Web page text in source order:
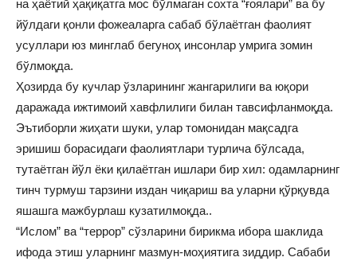
на ҳаётий ҳақиқатга мос бўлмаган сохта “ғоялари” ва бу
йўлдаги қонли фожеаларга сабаб бўлаётган фаолият
усуллари юз минглаб бегуноҳ инсонлар умрига зомин
бўлмоқда.
Ҳозирда бу кучлар ўзларининг жангарилиги ва юқори
даражада ижтимоий хавфлилиги билан тавсифланмоқда.
Эътиборли жиҳати шуки, улар томонидан мақсадга
эришиш борасидаги фаолиятлари турлича бўлсада,
тутаётган йўл ёки қилаётган ишлари бир хил: одамларнинг
тинч турмуш тарзини издан чиқариш ва уларни қўрқувда
яшашга мажбурлаш кузатилмоқда..
“Ислом” ва “террор” сўзларини бирикма ибора шаклида
ифода этиш уларнинг мазмун-моҳиятига зиддир. Сабаби